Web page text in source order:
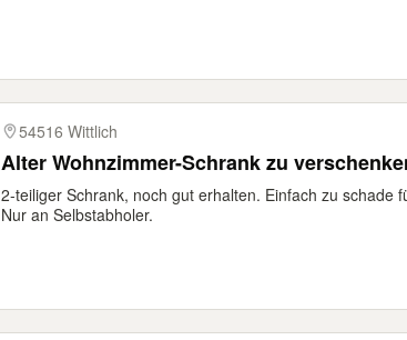
54516 Wittlich
Alter Wohnzimmer-Schrank zu
2-teiliger Schrank, noch gut erhalten. Einfach zu schade
Nur an Selbstabholer.